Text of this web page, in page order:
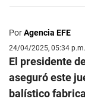
PorAgencia EFE
24/04/2025, 05:34
El presidente
aseguró este
balístico